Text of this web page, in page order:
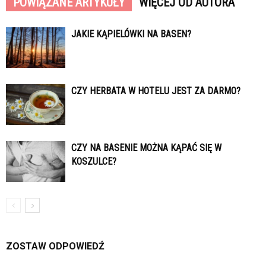
JAKIE KĄPIELÓWKI NA BASEN?
CZY HERBATA W HOTELU JEST ZA DARMO?
CZY NA BASENIE MOŻNA KĄPAĆ SIĘ W
KOSZULCE?
ZOSTAW ODPOWIEDŹ